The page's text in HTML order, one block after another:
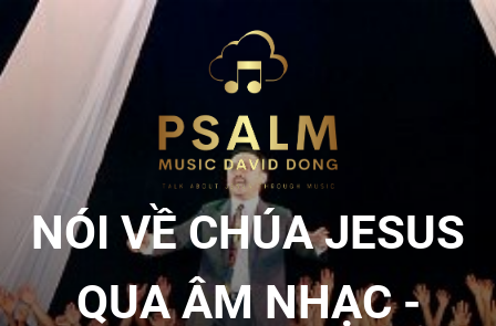
Skip
the
NÓI VỀ CHÚA JESUS
QUA ÂM NHẠC -